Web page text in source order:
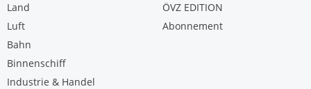
Land
Luft
Bahn
Binnenschiff
Industrie & Handel
Abonnement
ÖVZ EDITION